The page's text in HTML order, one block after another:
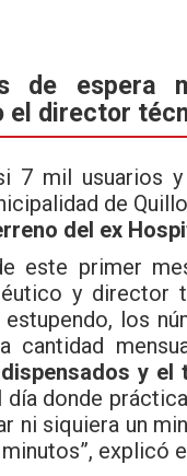
de espera
el director
7 mil usuarios
de
del ex
este primer
y director
los
cantidad
y el
donde
ni siquiera un
explicó